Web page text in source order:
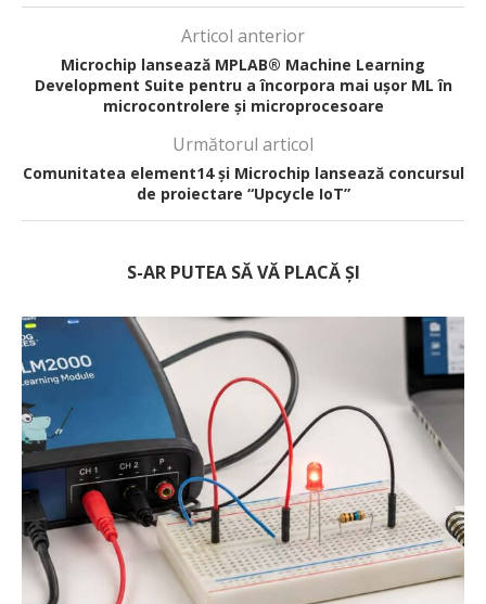
Articol anterior
Microchip lansează MPLAB® Machine Learning
Development Suite pentru a încorpora mai ușor ML în
microcontrolere și microprocesoare
Următorul articol
Comunitatea element14 și Microchip lansează concursul
de proiectare “Upcycle IoT”
S-AR PUTEA SĂ VĂ PLACĂ ȘI